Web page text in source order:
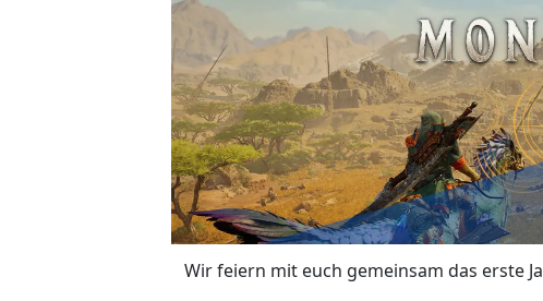
Wir feiern mit euch gemeinsam das erste